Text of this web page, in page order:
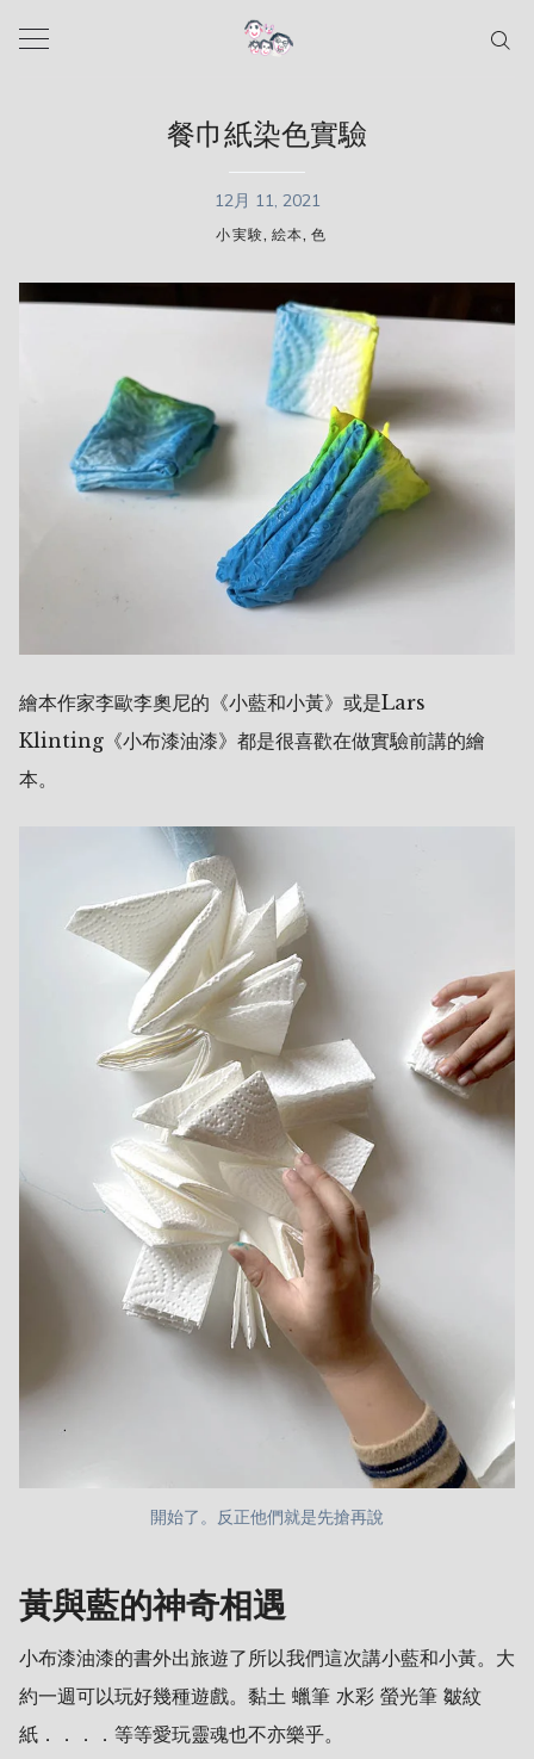
餐巾紙染色實驗
12月 11, 2021
小実験, 絵本,色
繪本作家李歐李奧尼的《小藍和小黃》或是Lars
Klinting《小布漆油漆》都是很喜歡在做實驗前講的繪
本。
開始了。反正他們就是先搶再說
黃與藍的神奇相遇
小布漆油漆的書外出旅遊了所以我們這次講小藍和小黃。大
約一週可以玩好幾種遊戲。黏土 蠟筆 水彩 螢光筆 皺紋
紙．．．．等等愛玩靈魂也不亦樂乎。